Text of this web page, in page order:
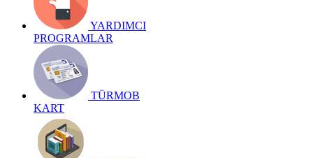
YARDIMCI
PROGRAMLAR
TÜRMOB
KART